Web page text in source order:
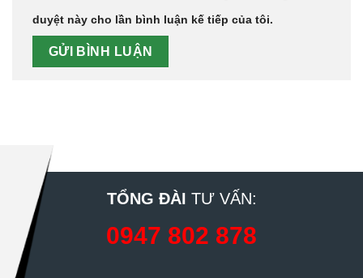
duyệt này cho lần bình luận kế tiếp của tôi.
TỔNG ĐÀI TƯ VẤN:
0947 802 878